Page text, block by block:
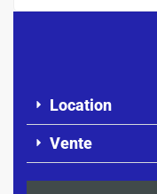
Location
Vente